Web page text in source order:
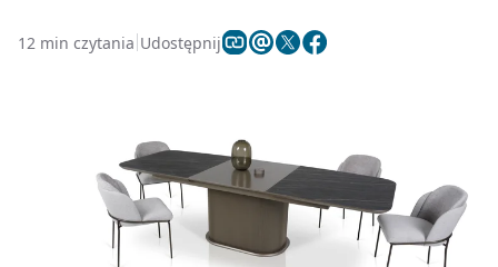
12 min czytania Udostępnij